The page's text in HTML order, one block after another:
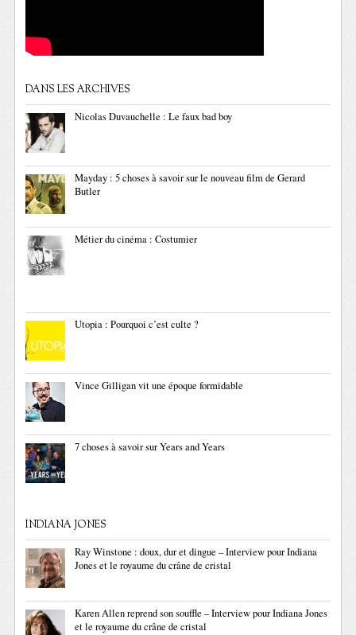
DANS LES ARCHIVES
Nicolas Duvauchelle : Le faux bad boy
Mayday : 5 choses à savoir sur le nouveau film de Gerard
Butler
Métier du cinéma : Costumier
Utopia : Pourquoi c’est culte ?
Vince Gilligan vit une époque formidable
7 choses à savoir sur Years and Years
INDIANA JONES
Ray Winstone : doux, dur et dingue – Interview pour Indiana
Jones et le royaume du crâne de cristal
Karen Allen reprend son souffle – Interview pour Indiana Jones
et le royaume du crâne de cristal